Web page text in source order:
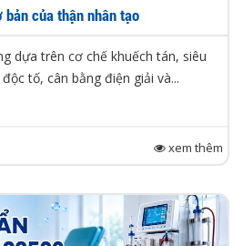
của thận nhân tạo
dựa trên cơ chế khuếch tán, siêu
tố, cân bằng điện giải và...
xem thêm